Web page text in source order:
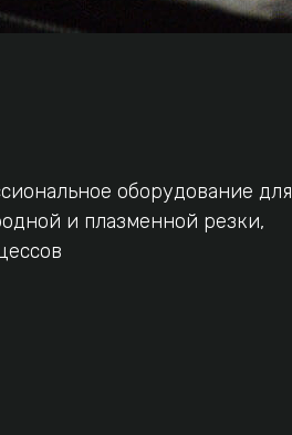
оборудование для
и плазменной резки,